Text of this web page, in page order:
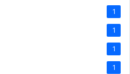
1
1
1
1